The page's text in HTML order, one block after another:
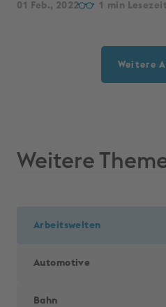
01 Feb., 2022 1
Weitere
Weitere
Arbeitswelten
Automotive
Bahn